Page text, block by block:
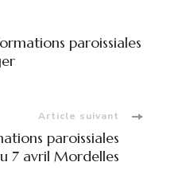
paroissiales
Article suivant
paroissiales
7 avril Mordelles